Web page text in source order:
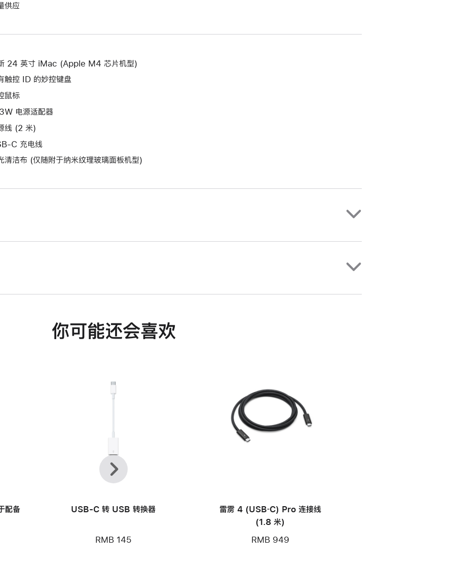
新
窗
开
的
供应
24 英寸 iMac (Apple M4 芯片机型)
触控 ID 的妙控键盘
鼠标
电源适配器
线 (2 米)
C 充电线
清洁布 (仅随附于纳米纹理玻璃面板机型)
你可能还会喜欢
配备 USB-C 转 USB 转换器
RMB 145
雷雳 4 (USB‑C) Pro 连接线
(1.8 米)
RMB 949
上
一
个
下
一
个